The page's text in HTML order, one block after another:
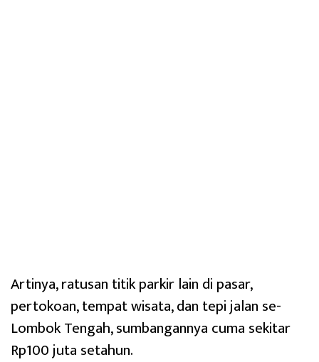
Artinya, ratusan titik parkir lain di pasar,
pertokoan, tempat wisata, dan tepi jalan se-
Lombok Tengah, sumbangannya cuma sekitar
Rp100 juta setahun.